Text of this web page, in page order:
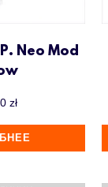
Neo Mod
zł